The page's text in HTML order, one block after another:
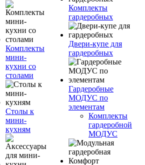
Комплекты
мини-
кухни со
столами
Столы к
мини-
кухням
Комплекты
гардеробных
Двери-купе для
гардеробных
Гардеробные
МОДУС по
элементам
Комплекты
гардеробной
МОДУС